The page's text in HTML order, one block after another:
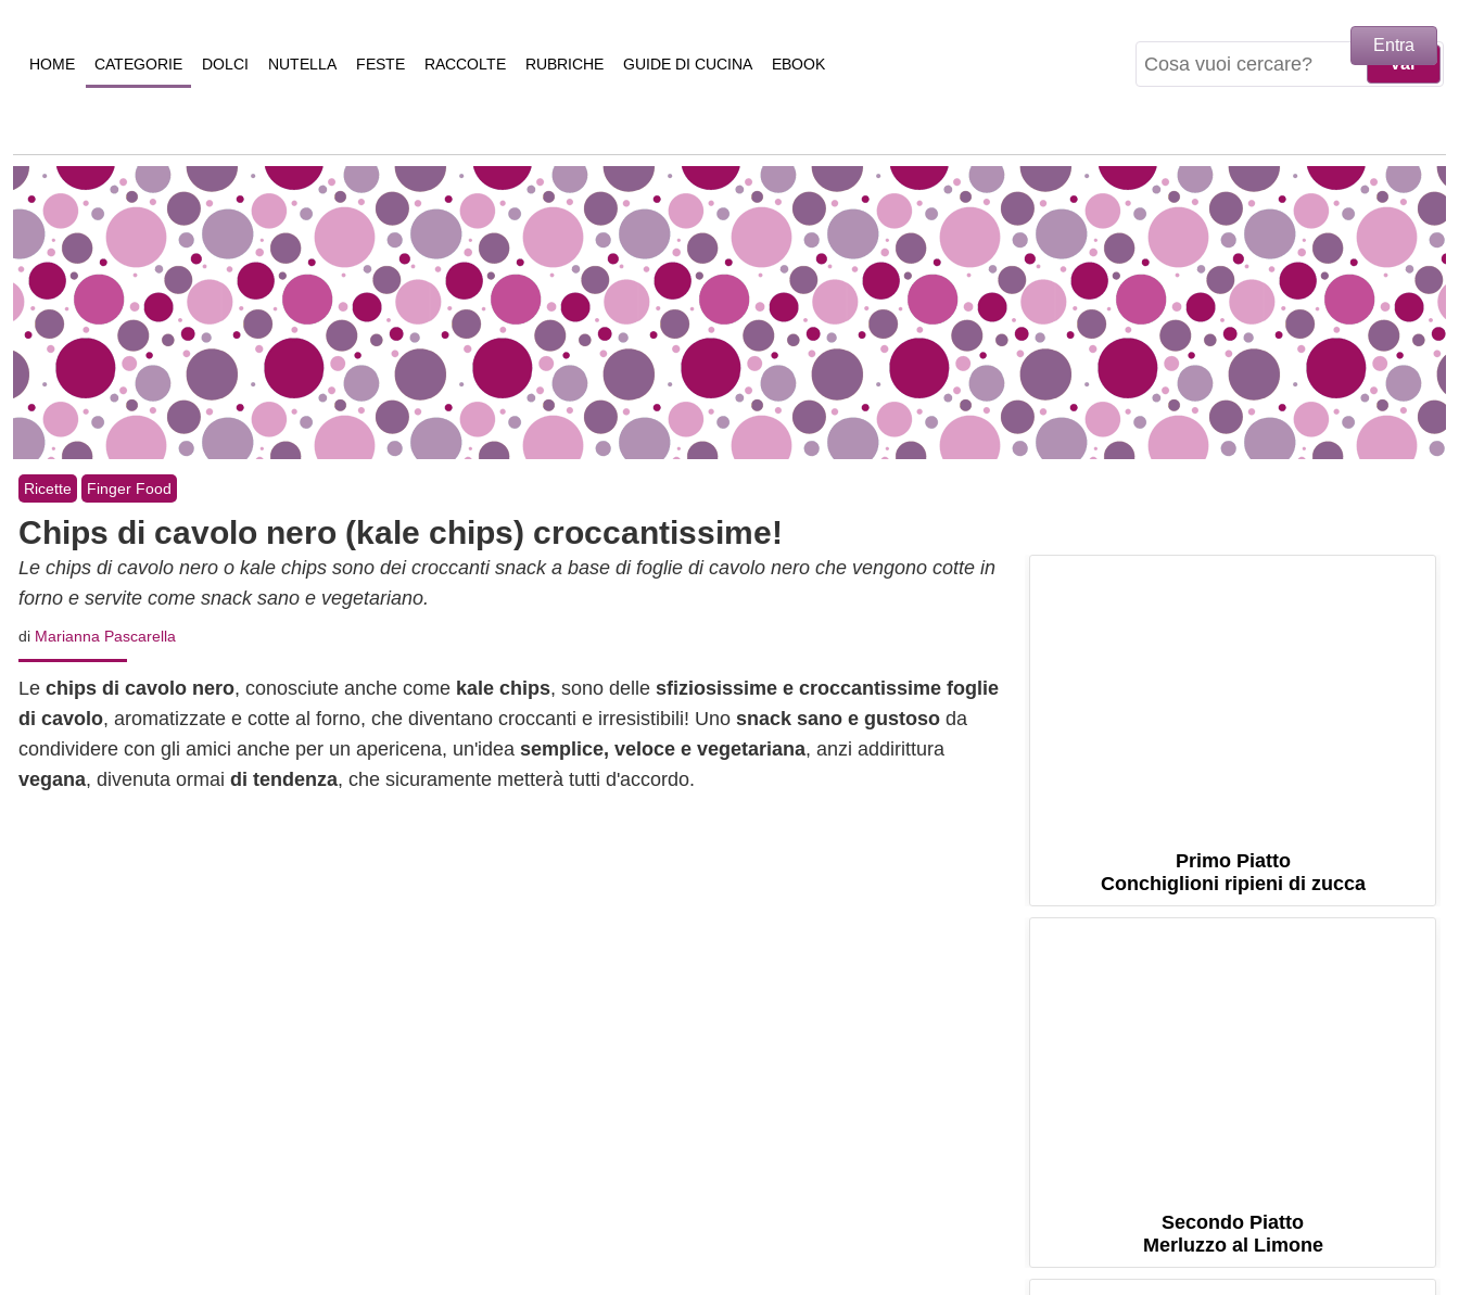
HOME CATEGORIE DOLCI NUTELLA FESTE RACCOLTE RUBRICHE GUIDE DI CUCINA EBOOK
Ricette Finger Food
Chips di cavolo nero (kale chips) croccantissime!
Le chips di cavolo nero o kale chips sono dei croccanti snack a base di foglie di cavolo nero che vengono cotte in
forno e servite come snack sano e vegetariano.
di Marianna Pascarella
Le chips di cavolo nero, conosciute anche come kale chips, sono delle sfiziosissime e croccantissime foglie
di cavolo, aromatizzate e cotte al forno, che diventano croccanti e irresistibili! Uno snack sano e gustoso da
condividere con gli amici anche per un apericena, un'idea semplice, veloce e vegetariana, anzi addirittura
vegana, divenuta ormai di tendenza, che sicuramente metterà tutti d'accordo.
Primo Piatto
Conchiglioni ripieni di zucca
Secondo Piatto
Merluzzo al Limone
Entra